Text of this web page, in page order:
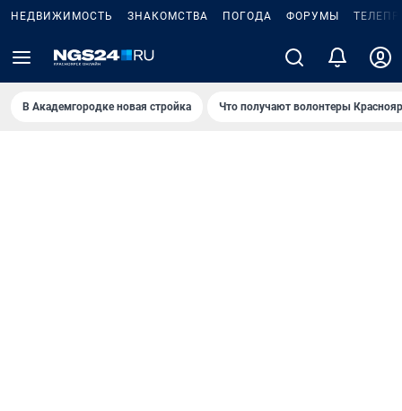
НЕДВИЖИМОСТЬ ЗНАКОМСТВА ПОГОДА ФОРУМЫ
В Академгородке новая стройка Что получают волонтеры